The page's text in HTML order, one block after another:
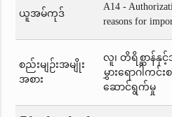
ယူအမ်ကုဒ်
A14 -
reasons for
စည်းမျဉ်းအမျိုး
အစား
လူ၊ တိရိစ္ဆာန်နှ
မွှားရောဂါကင်
ဆောင်ရွက်မှု